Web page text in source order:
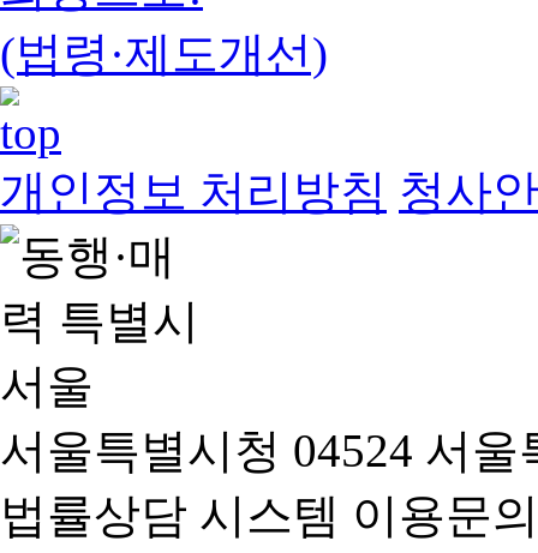
(법령·제도개선)
개인정보 처리방침 청사
서울특별시청 04524 서
법률상담 시스템 이용문